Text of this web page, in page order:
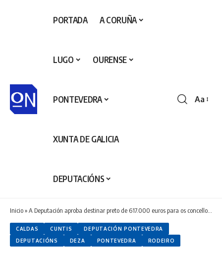
PORTADA A CORUÑA
LUGO OURENSE
PONTEVEDRA
XUNTA DE GALICIA
DEPUTACIÓNS
Aa
Inicio»A Deputación aproba destinar preto de 617.000 euros para os concellos de Cuntis e Rodeiro ao abeiro do Plan +Provincia
CALDAS CUNTIS
DEPUTACIÓN PONTEVEDRA
DEPUTACIÓNS
DEZA PONTEVEDRA RODEIRO